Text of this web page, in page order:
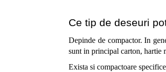
Ce tip de deseuri
Depinde de compactor. In
sunt in principal carton, hartie
Exista si compactoare